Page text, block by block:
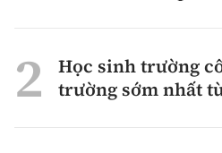
Học sinh trường
trường sớm nhất